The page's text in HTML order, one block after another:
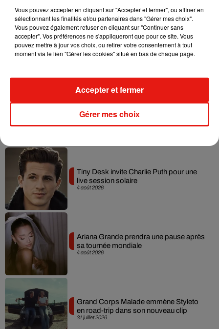
Becky G sur son nouveau single
4 août 2026
Tiny Desk invite Charlie Puth pour une
live session solaire
4 août 2026
Ariana Grande prendra une pause après
sa tournée mondiale
31 juillet 2026
Grand Corps Malade emmène Styleto
en road-trip dans son nouveau clip
Vous pouvez accepter en cliquant sur "Accepter et fermer", ou affiner en
sélectionnant les finalités et/ou partenaires dans "Gérer mes choix".
Vous pouvez également refuser en cliquant sur "Continuer sans
accepter". Vos préférences ne s'appliqueront que pour ce site. Vous
pouvez mettre à jour vos choix, ou retirer votre consentement à tout
moment via le lien "Gérer les cookies" situé en bas de chaque page.
Gérer mes choix
Accepter et fermer